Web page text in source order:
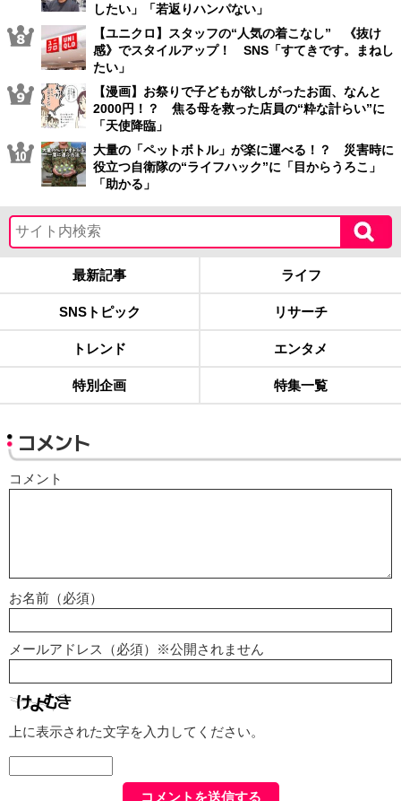
したい」「若返りハンパない」
【ユニクロ】スタッフの“人気の着こなし” 《抜け
感》でスタイルアップ！ SNS「すてきです。まねし
たい」
【漫画】お祭りで子どもが欲しがったお面、なんと
2000円！？ 焦る母を救った店員の“粋な計らい”に
「天使降臨」
大量の「ペットボトル」が楽に運べる！？ 災害時に
役立つ自衛隊の“ライフハック”に「目からうろこ」
「助かる」
最新記事 ライフ
SNSトピック リサーチ
トレンド エンタメ
特別企画 特集一覧
コメント
コメント
お名前（必須）
メールアドレス（必須）※公開されません
上に表示された文字を入力してください。